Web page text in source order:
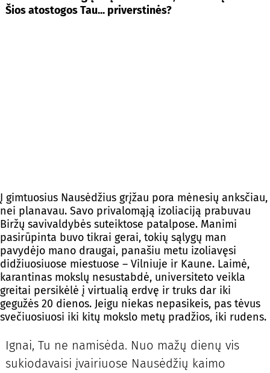
Šios atostogos Tau... priverstinės?
Į gimtuosius Nausėdžius grįžau pora mėnesių anksčiau,
nei planavau. Savo privalomąją izoliaciją prabuvau
Biržų savivaldybės suteiktose patalpose. Manimi
pasirūpinta buvo tikrai gerai, tokių sąlygų man
pavydėjo mano draugai, panašiu metu izoliavęsi
didžiuosiuose miestuose – Vilniuje ir Kaune. Laimė,
karantinas mokslų nesustabdė, universiteto veikla
greitai persikėlė į virtualią erdvę ir truks dar iki
gegužės 20 dienos. Jeigu niekas nepasikeis, pas tėvus
svečiuosiuosi iki kitų mokslo metų pradžios, iki rudens.
Ignai, Tu ne namisėda. Nuo mažų dienų vis
sukiodavaisi įvairiuose Nausėdžių kaimo